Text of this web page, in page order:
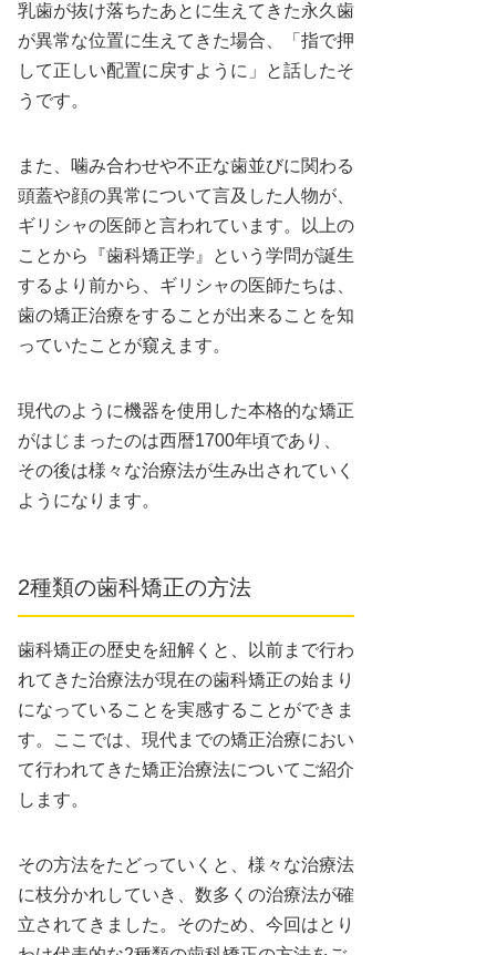
乳歯が抜け落ちたあとに生えてきた永久歯
が異常な位置に生えてきた場合、「指で押
して正しい配置に戻すように」と話したそ
うです。
また、噛み合わせや不正な歯並びに関わる
頭蓋や顔の異常について言及した人物が、
ギリシャの医師と言われています。以上の
ことから『歯科矯正学』という学問が誕生
するより前から、ギリシャの医師たちは、
歯の矯正治療をすることが出来ることを知
っていたことが窺えます。
現代のように機器を使用した本格的な矯正
がはじまったのは西暦1700年頃であり、
その後は様々な治療法が生み出されていく
ようになります。
2種類の歯科矯正の方法
歯科矯正の歴史を紐解くと、以前まで行わ
れてきた治療法が現在の歯科矯正の始まり
になっていることを実感することができま
す。ここでは、現代までの矯正治療におい
て行われてきた矯正治療法についてご紹介
します。
その方法をたどっていくと、様々な治療法
に枝分かれしていき、数多くの治療法が確
立されてきました。そのため、今回はとり